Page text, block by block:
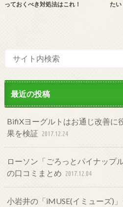
っておくべき対処法はこれ！
たい
最近の投稿
BifiXヨーグルトはお通じ改善に
果を検証 2017.12.24
ローソン「ごろっとパイナップ
の口コミまとめ 2017.12.04
小岩井の「iMUSE(イミューズ)